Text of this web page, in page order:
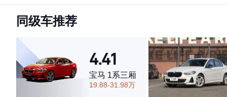
·外观表现较为优秀，优于65%同级车
·空间表现一般，低于91%同级车
同级车推荐
4.41
宝马 1系三厢
19.88-31.98万